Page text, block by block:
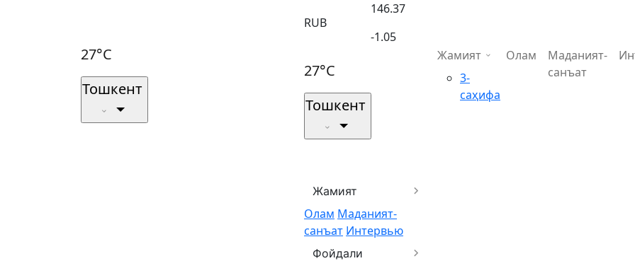
27°C
Тошкент
RUB
146.37
-1.05
27°C
Тошкент
Жамият
Олам Маданият-
санъат Интервью
Фойдали
Жамият
3-
саҳифа
Олам
Маданият-
санъат